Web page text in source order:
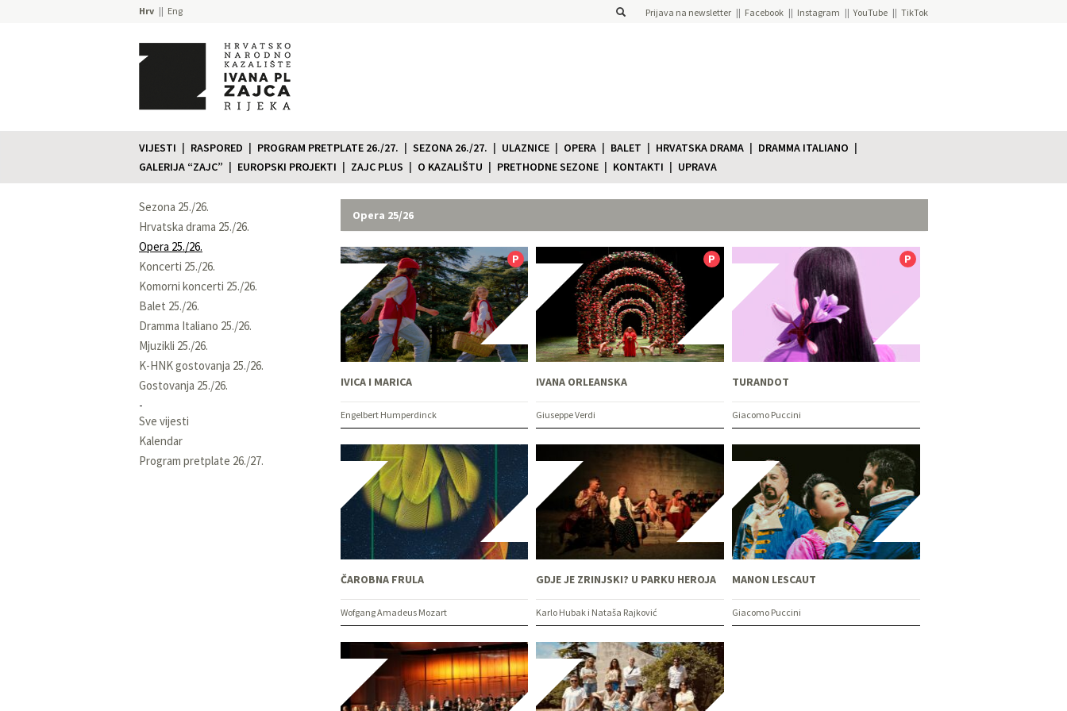
Hrv Eng Prijava na newsletter Facebook Instagram YouTube TikTok
VIJESTI RASPORED PROGRAM PRETPLATE 26./27. SEZONA 26./27. ULAZNICE OPERA BALET HRVATSKA DRAMA
DRAMMA ITALIANO
GALERIJA “ZAJC”
EUROPSKI PROJEKTI ZAJC PLUS O KAZALIŠTU PRETHODNE SEZONE KONTAKTI UPRAVA
Sezona 25./26.
Hrvatska drama 25./26.
Opera 25./26.
Koncerti 25./26.
Komorni koncerti 25./26.
Balet 25./26.
Dramma Italiano 25./26.
Mjuzikli 25./26.
K-HNK gostovanja 25./26.
Gostovanja 25./26.
Sve vijesti
Kalendar
Program pretplate 26./27.
Opera 25/26
IVICA I MARICA
Engelbert Humperdinck
IVANA ORLEANSKA
Giuseppe Verdi
TURANDOT
Giacomo Puccini
ČAROBNA FRULA
Wofgang Amadeus Mozart
GDJE JE ZRINJSKI? U PARKU HEROJA
Karlo Hubak i Nataša Rajković
MANON LESCAUT
Giacomo Puccini